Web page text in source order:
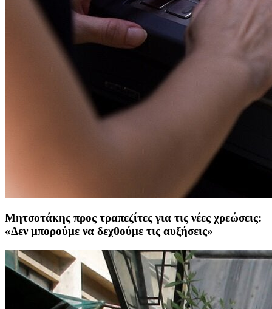
Μητσοτάκης προς τραπεζίτες για τις νέες χρεώσεις:
«Δεν μπορούμε να δεχθούμε τις αυξήσεις»